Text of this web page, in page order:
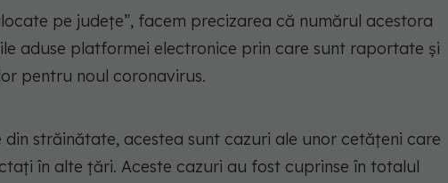
pe județe”, facem precizarea că numărul acestora
aduse platformei electronice prin care sunt raportate și
pentru noul coronavirus.
străinătate, acestea sunt cazuri ale unor cetățeni care
în alte țări. Aceste cazuri au fost cuprinse în totalul